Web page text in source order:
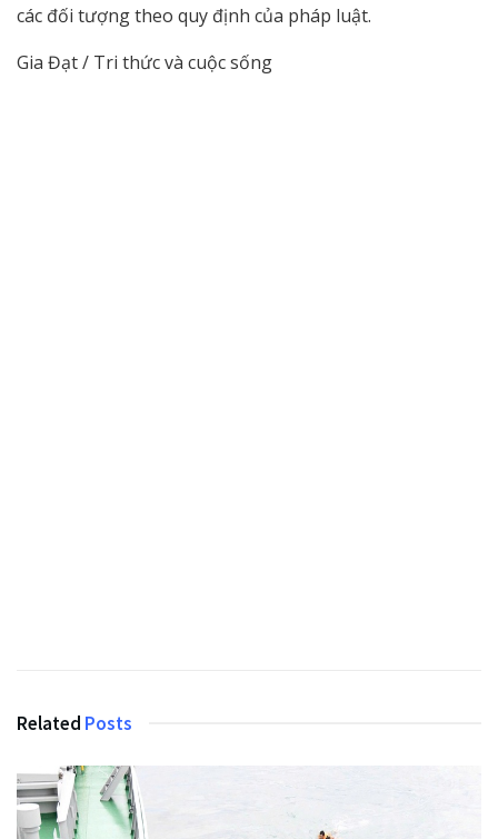
các đối tượng theo quy định của pháp luật.
Gia Đạt / Tri thức và cuộc sống
Related Posts